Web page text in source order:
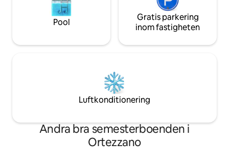
Pool
Gratis parkering
inom fastigheten
Luftkonditionering
Andra bra semesterboenden i
Ortezzano